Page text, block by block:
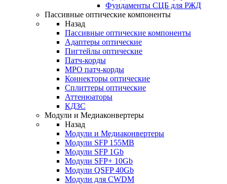
Фундаменты СЦБ для РЖД
Пассивные оптические компоненты
Назад
Пассивные оптические компоненты
Адаптеры оптические
Пигтейлы оптические
Патч-корды
MPO патч-корды
Коннекторы оптические
Сплиттеры оптические
Аттенюаторы
КДЗС
Модули и Медиаконвертеры
Назад
Модули и Медиаконвертеры
Модули SFP 155MB
Модули SFP 1Gb
Модули SFP+ 10Gb
Модули QSFP 40Gb
Модули для CWDM